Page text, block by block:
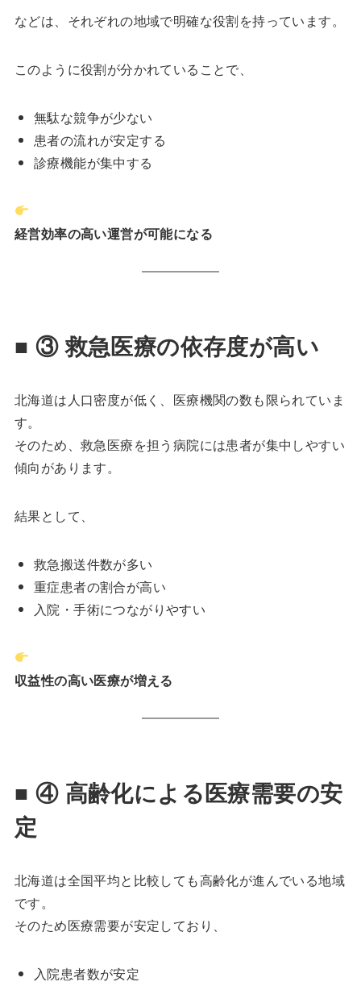
などは、それぞれの地域で明確な役割を持っています。
このように役割が分かれていることで、
無駄な競争が少ない
患者の流れが安定する
診療機能が集中する
経営効率の高い運営が可能になる
■ ③ 救急医療の依存度が高い
北海道は人口密度が低く、医療機関の数も限られていま
す。
そのため、救急医療を担う病院には患者が集中しやすい
傾向があります。
結果として、
救急搬送件数が多い
重症患者の割合が高い
入院・手術につながりやすい
収益性の高い医療が増える
■ ④ 高齢化による医療需要の安
定
北海道は全国平均と比較しても高齢化が進んでいる地域
です。
そのため医療需要が安定しており、
入院患者数が安定